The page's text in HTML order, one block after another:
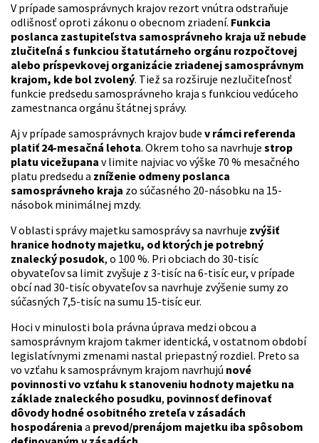
V prípade samosprávnych krajov rezort vnútra odstraňuje
odlišnosť oproti zákonu o obecnom zriadení. Funkcia
poslanca zastupiteľstva samosprávneho kraja už nebude
zlučiteľná s funkciou štatutárneho orgánu rozpočtovej
alebo príspevkovej organizácie zriadenej samosprávnym
krajom, kde bol zvolený. Tiež sa rozširuje nezlučiteľnosť
funkcie predsedu samosprávneho kraja s funkciou vedúceho
zamestnanca orgánu štátnej správy.
Aj v prípade samosprávnych krajov bude v rámci referenda
platiť 24-mesačná lehota. Okrem toho sa navrhuje strop
platu vicežupana v limite najviac vo výške 70 % mesačného
platu predsedu a zníženie odmeny poslanca
samosprávneho kraja zo súčasného 20-násobku na 15-
násobok minimálnej mzdy.
V oblasti správy majetku samosprávy sa navrhuje zvýšiť
hranice hodnoty majetku, od ktorých je potrebný
znalecký posudok, o 100 %. Pri obciach do 30-tisíc
obyvateľov sa limit zvyšuje z 3-tisíc na 6-tisíc eur, v prípade
obcí nad 30-tisíc obyvateľov sa navrhuje zvýšenie sumy zo
súčasných 7,5-tisíc na sumu 15-tisíc eur.
Hoci v minulosti bola právna úprava medzi obcou a
samosprávnym krajom takmer identická, v ostatnom období
legislatívnymi zmenami nastal priepastný rozdiel. Preto sa
vo vzťahu k samosprávnym krajom navrhujú nové
povinnosti vo vzťahu k stanoveniu hodnoty majetku na
základe znaleckého posudku, povinnosť definovať
dôvody hodné osobitného zreteľa v zásadách
hospodárenia a prevod/prenájom majetku iba spôsobom